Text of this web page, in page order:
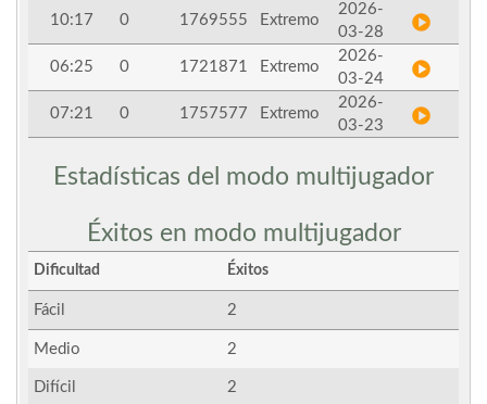
10:17 0 1769555 Extremo
2026-
03-28
06:25 0 1721871 Extremo
2026-
03-24
07:21 0 1757577 Extremo
2026-
03-23
Estadísticas del modo multijugador
Éxitos en modo multijugador
Dificultad Éxitos
Fácil 2
Medio 2
Difícil 2